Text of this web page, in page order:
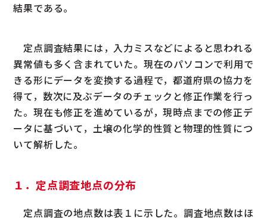
結果である。
定点調査結果には，入力ミスなどによると思われる
異常値も多く含まれていた。現在のパソコンで利用で
きる形にデータを変換する過程で，都道府県の協力を
得て，数次に及ぶデータのチェックと修正作業を行っ
た。現在も修正を進めているが，現時点までの修正デ
ータに基づいて，土壌の化学的性質と物理的性質につ
いて解析した。
１．定点調査地点の分布
定点調査の地点数は表１に示した。調査地点数はほ